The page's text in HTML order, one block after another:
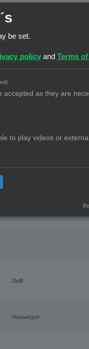
Delft
Nieuwegein
be set.
policy and Terms
as they are
to play videos or